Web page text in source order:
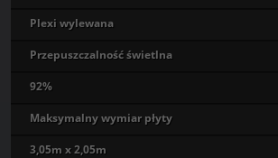
Plexi wylewana
Przepuszczalność świetlna
92%
Maksymalny wymiar płyty
3,05m x 2,05m